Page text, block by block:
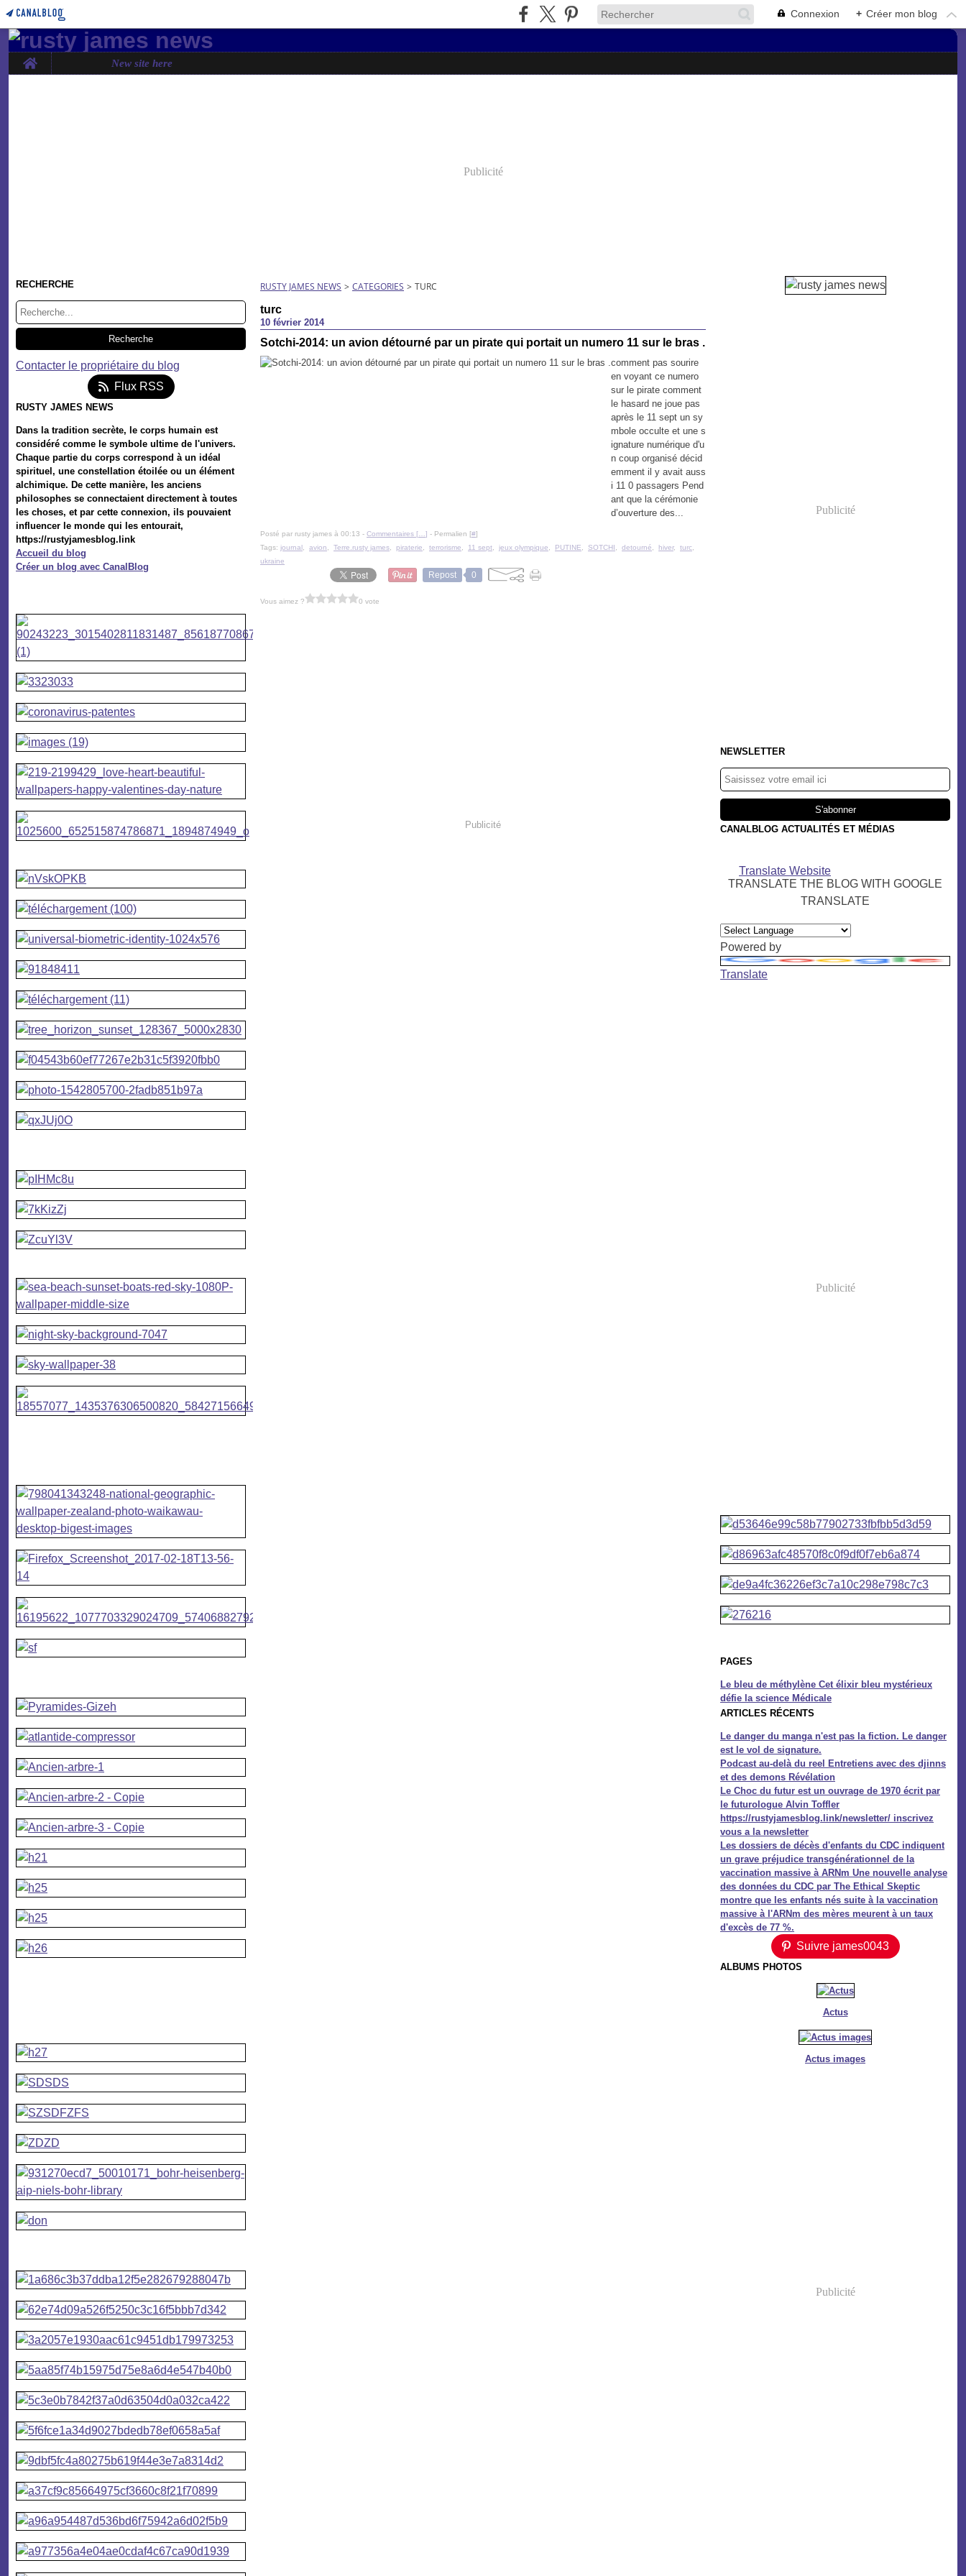
Connexion + Créer mon blog
Home New site here
Publicité
RECHERCHE
Contacter le propriétaire du blog
Flux RSS
RUSTY JAMES NEWS
Dans la tradition secrète, le corps humain est
considéré comme le symbole ultime de l'univers.
Chaque partie du corps correspond à un idéal
spirituel, une constellation étoilée ou un élément
alchimique. De cette manière, les anciens
philosophes se connectaient directement à toutes
les choses, et par cette connexion, ils pouvaient
influencer le monde qui les entourait,
https://rustyjamesblog.link
Accueil du blog
Créer un blog avec CanalBlog
RUSTY JAMES NEWS > CATEGORIES > TURC
turc
10 février 2014
Sotchi-2014: un avion détourné par un pirate qui portait un numero 11 sur le bras .
comment pas sourire
en voyant ce numero
sur le pirate comment
le hasard ne joue pas
après le 11 sept un sy
mbole occulte et une s
ignature numérique d'u
n coup organisé décid
emment il y avait auss
i 11 0 passagers Pend
ant que la cérémonie
d’ouverture des...
Posté par rusty james à 00:13 - Commentaires [ ] - Permalien [#]
Tags: journal avion Terre.rusty james piraterie terrorisme 11 sept jeux olympique PUTINE SOTCHI detourné hiver, turc
ukraine
Repost 0
Vous aimez ? 0 vote
Publicité
Publicité
NEWSLETTER
CANALBLOG ACTUALITÉS ET MÉDIAS
Translate Website
TRANSLATE THE BLOG WITH GOOGLE
TRANSLATE
Powered by
Translate
Publicité
PAGES
Le bleu de méthylène Cet élixir bleu mystérieux
défie la science Médicale
ARTICLES RÉCENTS
Le danger du manga n'est pas la fiction. Le danger
est le vol de signature.
Podcast au-delà du reel Entretiens avec des djinns
et des demons Révélation
Le Choc du futur est un ouvrage de 1970 écrit par
le futurologue Alvin Toffler
https://rustyjamesblog.link/newsletter/ inscrivez
vous a la newsletter
Les dossiers de décès d'enfants du CDC indiquent
un grave préjudice transgénérationnel de la
vaccination massive à ARNm Une nouvelle analyse
des données du CDC par The Ethical Skeptic
montre que les enfants nés suite à la vaccination
massive à l'ARNm des mères meurent à un taux
d'excès de 77 %.
Suivre james0043
ALBUMS PHOTOS
Actus
Actus images
Publicité